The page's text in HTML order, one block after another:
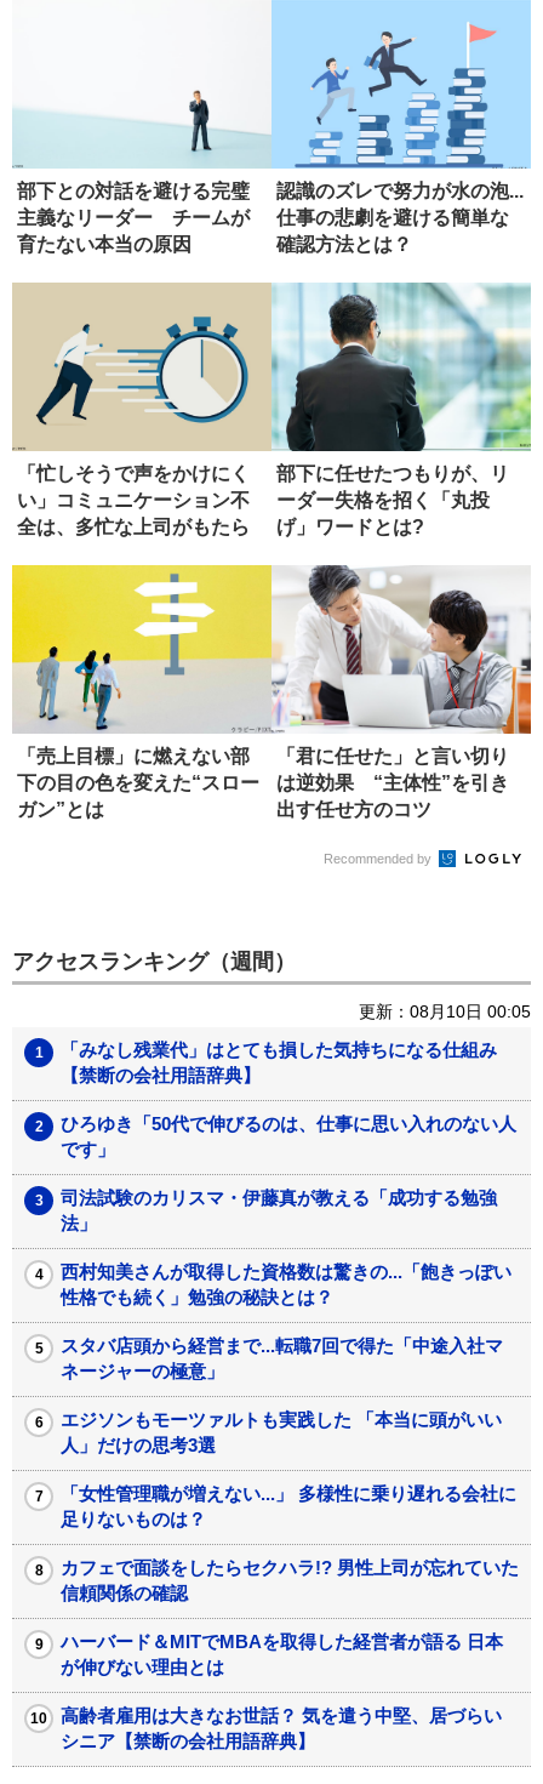
部下との対話を避ける完璧
主義なリーダー チームが
育たない本当の原因
認識のズレで努力が水の泡...
仕事の悲劇を避ける簡単な
確認方法とは？
「忙しそうで声をかけにく
い」コミュニケーション不
全は、多忙な上司がもたら
部下に任せたつもりが、リ
ーダー失格を招く「丸投
げ」ワードとは?
「売上目標」に燃えない部
下の目の色を変えた“スロー
ガン”とは
「君に任せた」と言い切り
は逆効果 “主体性”を引き
出す任せ方のコツ
Recommended by
アクセスランキング（週間）
更新：08月10日 00:05
「みなし残業代」はとても損した気持ちになる仕組み
【禁断の会社用語辞典】
ひろゆき「50代で伸びるのは、仕事に思い入れのない人
です」
司法試験のカリスマ・伊藤真が教える「成功する勉強
法」
西村知美さんが取得した資格数は驚きの...「飽きっぽい
性格でも続く」勉強の秘訣とは？
スタバ店頭から経営まで...転職7回で得た「中途入社マ
ネージャーの極意」
エジソンもモーツァルトも実践した 「本当に頭がいい
人」だけの思考3選
「女性管理職が増えない...」 多様性に乗り遅れる会社に
足りないものは？
カフェで面談をしたらセクハラ!? 男性上司が忘れていた
信頼関係の確認
ハーバード＆MITでMBAを取得した経営者が語る 日本
が伸びない理由とは
高齢者雇用は大きなお世話？ 気を遣う中堅、居づらい
シニア【禁断の会社用語辞典】